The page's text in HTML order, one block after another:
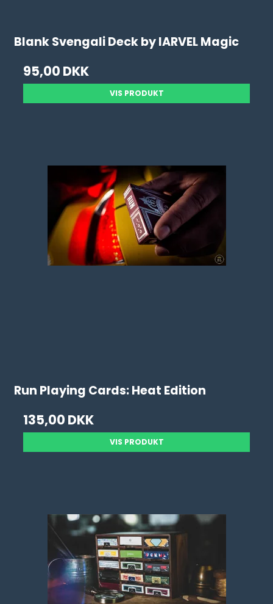
Blank Svengali Deck by IARVEL Magic
95,00 DKK
VIS PRODUKT
Run Playing Cards: Heat Edition
135,00 DKK
VIS PRODUKT